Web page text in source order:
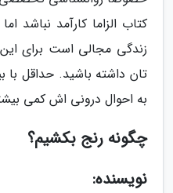
کتاب الزاما کارآمد نباشد
زندگی مجالی است برای
تان داشته باشید. حداقل
به احوال درونی اش کمی
چگونه رنج بکشیم؟
نویسنده: